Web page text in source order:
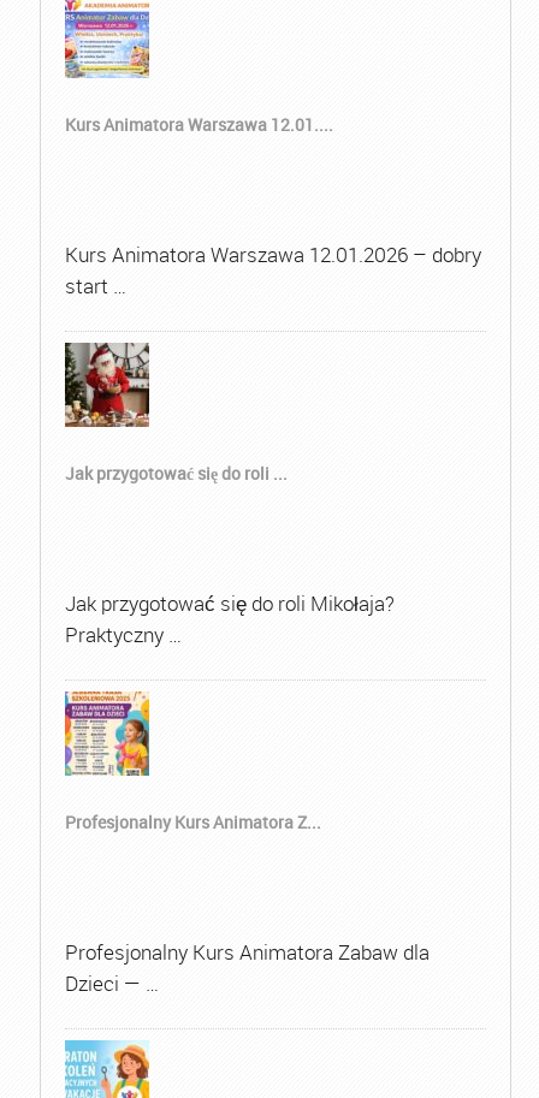
Kurs Animatora Warszawa 12.01....
Kurs Animatora Warszawa 12.01.2026 – dobry
start …
Jak przygotować się do roli ...
Jak przygotować się do roli Mikołaja?
Praktyczny …
Profesjonalny Kurs Animatora Z...
Profesjonalny Kurs Animatora Zabaw dla
Dzieci — …